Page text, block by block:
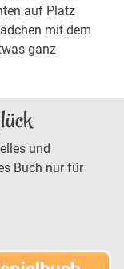
auf Platz
mit dem
ganz
und
Buch nur für